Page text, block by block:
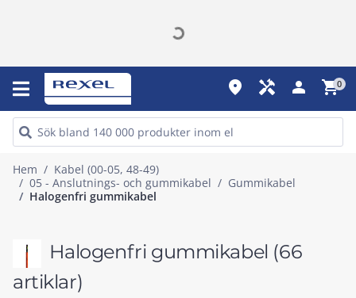
place handyman person shopping_cart0
Hem
Kabel (00-05, 48-49)
05 - Anslutnings- och gummikabel
Gummikabel
Halogenfri gummikabel
Halogenfri gummikabel (66
artiklar)